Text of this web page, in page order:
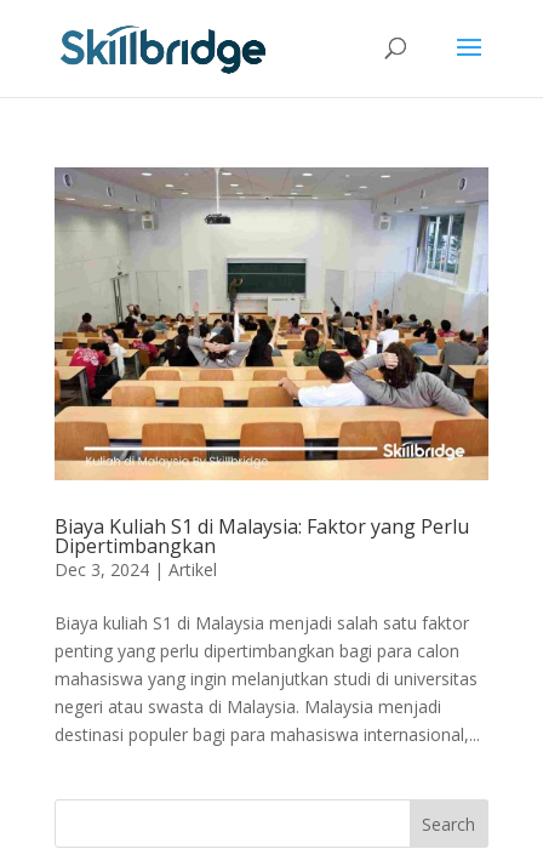
Biaya Kuliah S1 di Malaysia: Faktor yang Perlu
Dipertimbangkan
Dec 3, 2024| Artikel
Biaya kuliah S1 di Malaysia menjadi salah satu faktor
penting yang perlu dipertimbangkan bagi para calon
mahasiswa yang ingin melanjutkan studi di universitas
negeri atau swasta di Malaysia. Malaysia menjadi
destinasi populer bagi para mahasiswa internasional,...
Search